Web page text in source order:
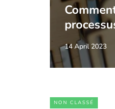
14 April 2023
NON CLASSÉ